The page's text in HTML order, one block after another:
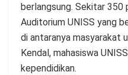
berlangsung. Sekitar
Auditorium UNISS yang
di antaranya masyarakat
Kendal, mahasiswa
kependidikan.